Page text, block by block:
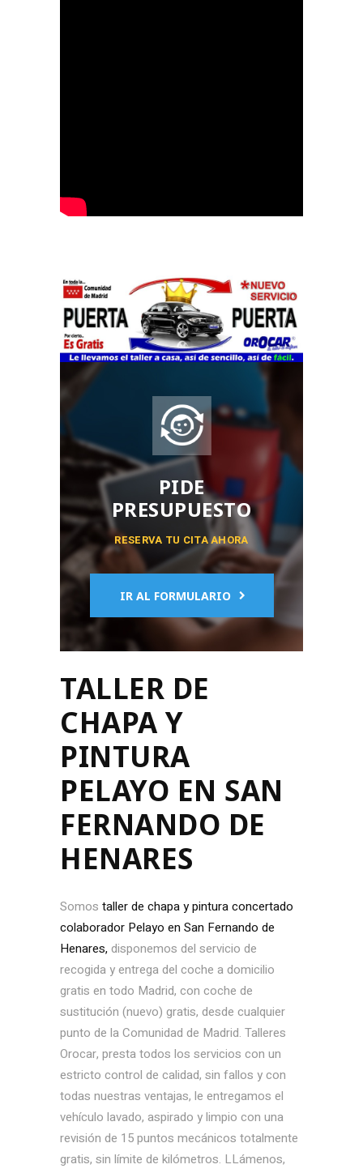
PIDE
PRESUPUESTO
RESERVA TU CITA AHORA
IR AL FORMULARIO
TALLER DE
CHAPA Y
PINTURA
PELAYO EN SAN
FERNANDO DE
HENARES
Somos taller de chapa y pintura concertado
colaborador Pelayo en San Fernando de
Henares, disponemos del servicio de
recogida y entrega del coche a domicilio
gratis en todo Madrid, con coche de
sustitución (nuevo) gratis, desde cualquier
punto de la Comunidad de Madrid. Talleres
Orocar, presta todos los servicios con un
estricto control de calidad, sin fallos y con
todas nuestras ventajas, le entregamos el
vehículo lavado, aspirado y limpio con una
revisión de 15 puntos mecánicos totalmente
gratis, sin límite de kilómetros. LLámenos,